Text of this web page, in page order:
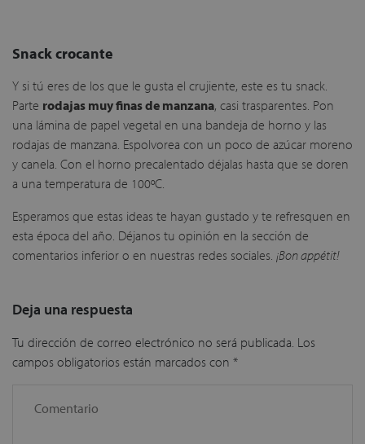
Snack crocante
Y si tú eres de los que le gusta el crujiente, este es tu snack.
Parte rodajas muy finas de manzana, casi trasparentes. Pon
una lámina de papel vegetal en una bandeja de horno y las
rodajas de manzana. Espolvorea con un poco de azúcar moreno
y canela. Con el horno precalentado déjalas hasta que se doren
a una temperatura de 100ºC.
Esperamos que estas ideas te hayan gustado y te refresquen en
esta época del año. Déjanos tu opinión en la sección de
comentarios inferior o en nuestras redes sociales. ¡Bon appétit!
Deja una respuesta
Tu dirección de correo electrónico no será publicada. Los
campos obligatorios están marcados con *